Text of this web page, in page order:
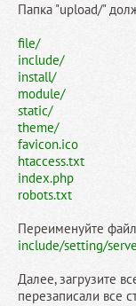
Папка "upload/"
file/
include/
install/
module/
static/
theme/
favicon.ico
htaccess.txt
index.php
robots.txt
Переименуйте файл
include/setting/
Далее, загрузите
перезаписали все